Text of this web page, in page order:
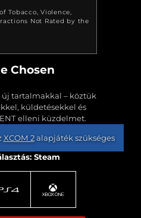
Tobacco Violence
Not Rated by the
Chosen
új tartalmakkal – köztük
küldetésekkel és
elleni küzdelmet.
XCOM 2alapjáték szükséges
Steam